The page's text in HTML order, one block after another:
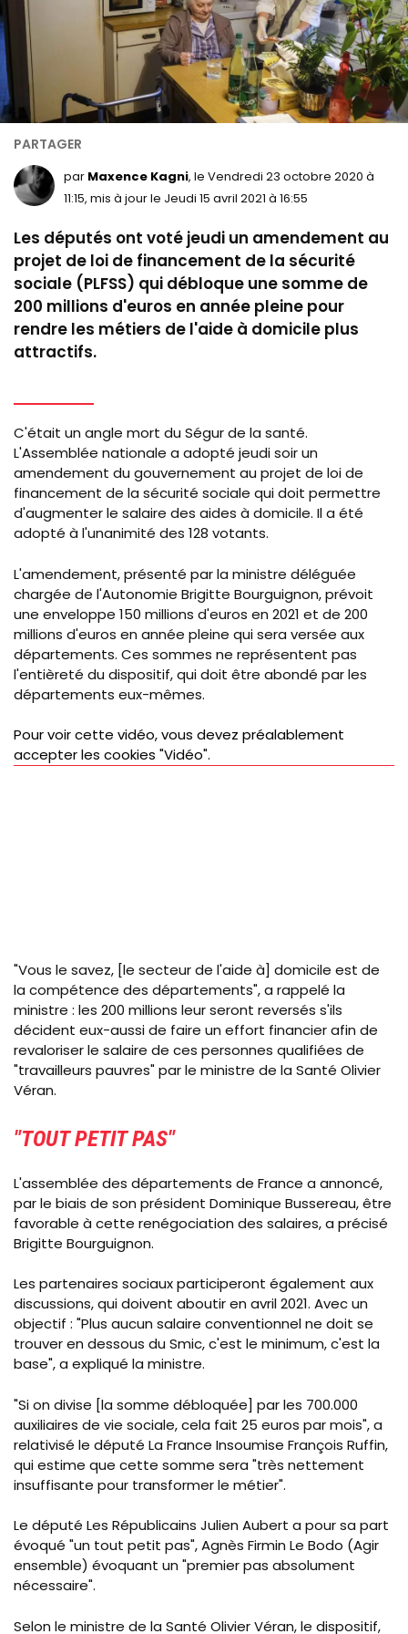
par Maxence Kagni, le Vendredi 23 octobre 2020 à
11:15, mis à jour le Jeudi 15 avril 2021 à 16:55
Les députés ont voté jeudi un amendement au
projet de loi de financement de la sécurité
sociale (PLFSS) qui débloque une somme de
200 millions d'euros en année pleine pour
rendre les métiers de l'aide à domicile plus
attractifs.
C'était un angle mort du Ségur de la santé.
L'Assemblée nationale a adopté jeudi soir un
amendement du gouvernement au projet de loi de
financement de la sécurité sociale qui doit permettre
d'augmenter le salaire des aides à domicile. Il a été
adopté à l'unanimité des 128 votants.
L'amendement, présenté par la ministre déléguée
chargée de l'Autonomie Brigitte Bourguignon, prévoit
une enveloppe 150 millions d'euros en 2021 et de 200
millions d'euros en année pleine qui sera versée aux
départements. Ces sommes ne représentent pas
l'entièreté du dispositif, qui doit être abondé par les
départements eux-mêmes.
Pour voir cette vidéo, vous devez préalablement
accepter les cookies "Vidéo".
"Vous le savez, [le secteur de l'aide à] domicile est de
la compétence des départements", a rappelé la
ministre : les 200 millions leur seront reversés s'ils
décident eux-aussi de faire un effort financier afin de
revaloriser le salaire de ces personnes qualifiées de
"travailleurs pauvres" par le ministre de la Santé Olivier
Véran.
"TOUT PETIT PAS"
L'assemblée des départements de France a annoncé,
par le biais de son président Dominique Bussereau, être
favorable à cette renégociation des salaires, a précisé
Brigitte Bourguignon.
Les partenaires sociaux participeront également aux
discussions, qui doivent aboutir en avril 2021. Avec un
objectif : "Plus aucun salaire conventionnel ne doit se
trouver en dessous du Smic, c'est le minimum, c'est la
base", a expliqué la ministre.
"Si on divise [la somme débloquée] par les 700.000
auxiliaires de vie sociale, cela fait 25 euros par mois", a
relativisé le député La France Insoumise François Ruffin,
qui estime que cette somme sera "très nettement
insuffisante pour transformer le métier".
Le député Les Républicains Julien Aubert a pour sa part
évoqué "un tout petit pas", Agnès Firmin Le Bodo (Agir
ensemble) évoquant un "premier pas absolument
nécessaire".
Selon le ministre de la Santé Olivier Véran, le dispositif,